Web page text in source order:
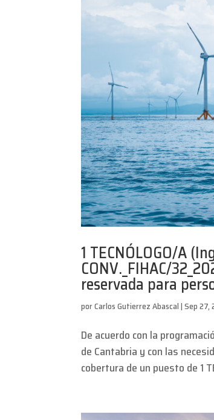
1 TECNÓLOGO/A
CONV._FIHAC/
reservada para
porCarlos Gutierrez Abascal|Sep 27,
De acuerdo con la
de Cantabria y con las
cobertura de un puesto de 1